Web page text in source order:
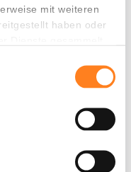
mit weiteren
haben oder